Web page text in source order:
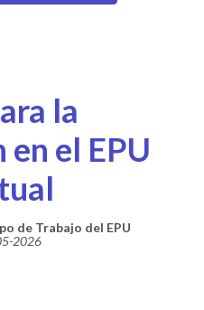
la
el EPU
de Trabajo del EPU
2026